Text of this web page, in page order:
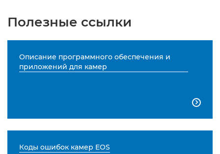
Полезные ссылки
Описание программного обеспечения и
приложений для камер

Коды ошибок камер EOS